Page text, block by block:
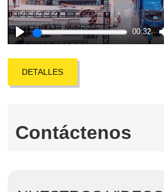
Play
00:32
DETALLES
Contáctenos